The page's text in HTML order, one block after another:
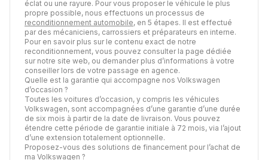
éclat ou une rayure. Pour vous proposer le véhicule le plus
propre possible, nous effectuons un processus de
reconditionnement automobile, en 5 étapes. Il est effectué
par des mécaniciens, carrossiers et préparateurs en interne.
Pour en savoir plus sur le contenu exact de notre
reconditionnement, vous pouvez consulter la page dédiée
sur notre site web, ou demander plus d’informations à votre
conseiller lors de votre passage en agence.
Quelle est la garantie qui accompagne nos Volkswagen
d’occasion ?
Toutes les voitures d’occasion, y compris les véhicules
Volkswagen, sont accompagnées d’une garantie d’une durée
de six mois à partir de la date de livraison. Vous pouvez
étendre cette période de garantie initiale à 72 mois, via l’ajout
d’une extension totalement optionnelle.
Proposez-vous des solutions de financement pour l’achat de
ma Volkswagen ?